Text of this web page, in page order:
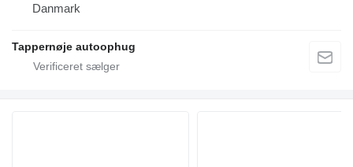
Danmark
Tappernøje autoophug